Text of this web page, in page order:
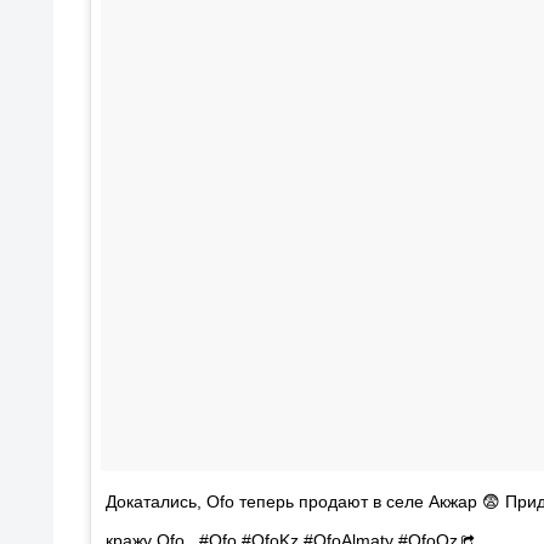
Докатались, Ofo теперь продают в селе Акжар 😨
кражу Ofo.. #Ofo #OfoKz #OfoAlmaty #OfoQz